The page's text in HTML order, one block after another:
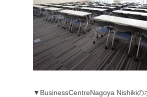
▼BusinessCentreNagoya Nishiki